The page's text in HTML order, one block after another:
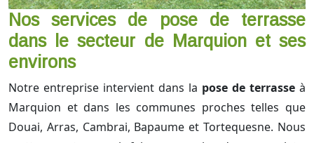
Nos services de pose de terrasse
dans le secteur de Marquion et ses
environs
Notre entreprise intervient dans la pose de terrasse à
Marquion et dans les communes proches telles que
Douai, Arras, Cambrai, Bapaume et Tortequesne. Nous